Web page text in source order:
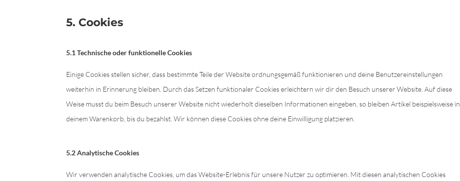
5. Cookies
5.1 Technische oder funktionelle Cookies
Einige Cookies stellen sicher, dass bestimmte Teile der Website ordnungsgemäß funktionieren und deine Benutzereinstellungen
weiterhin in Erinnerung bleiben. Durch das Setzen funktionaler Cookies erleichtern wir dir den Besuch unserer Website. Auf diese
Weise musst du beim Besuch unserer Website nicht wiederholt dieselben Informationen eingeben, so bleiben Artikel beispielsweise in
deinem Warenkorb, bis du bezahlst. Wir können diese Cookies ohne deine Einwilligung platzieren.
5.2 Analytische Cookies
Wir verwenden analytische Cookies, um das Website-Erlebnis für unsere Nutzer zu optimieren. Mit diesen analytischen Cookies